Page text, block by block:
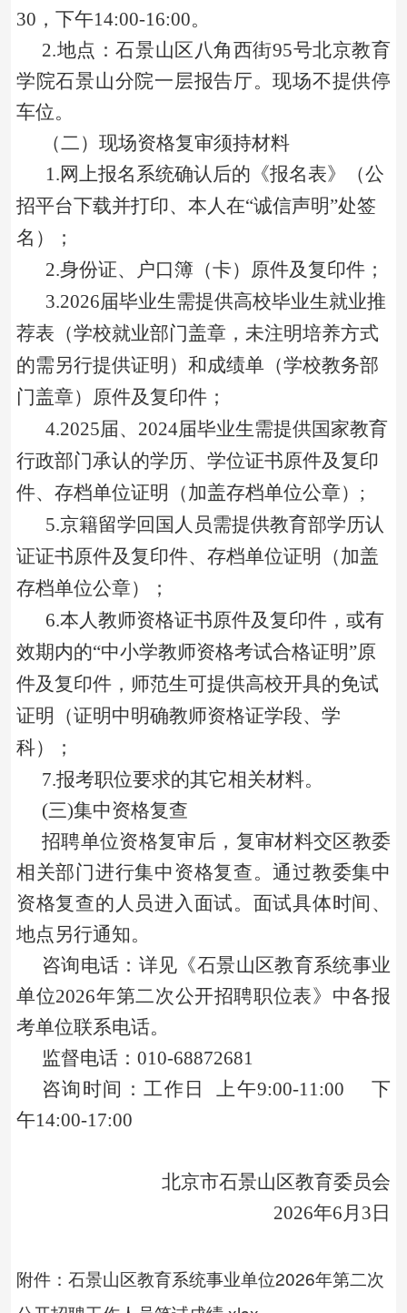
30，下午14:00-16:00。
2.地点：石景山区八角西街95号北京教育
学院石景山分院一层报告厅。现场不提供停
车位。
（二）现场资格复审须持材料
1.网上报名系统确认后的《报名表》（公
招平台下载并打印、本人在“诚信声明”处签
名）；
2.身份证、户口簿（卡）原件及复印件；
3.2026届毕业生需提供高校毕业生就业推
荐表（学校就业部门盖章，未注明培养方式
的需另行提供证明）和成绩单（学校教务部
门盖章）原件及复印件；
4.2025届、2024届毕业生需提供国家教育
行政部门承认的学历、学位证书原件及复印
件、存档单位证明（加盖存档单位公章） ;
5.京籍留学回国人员需提供教育部学历认
证证书原件及复印件、存档单位证明（加盖
存档单位公章）；
6.本人教师资格证书原件及复印件，或有
效期内的“中小学教师资格考试合格证明”原
件及复印件，师范生可提供高校开具的免试
证明（证明中明确教师资格证学段、学
科）；
7.报考职位要求的其它相关材料。
(三)集中资格复查
招聘单位资格复审后，复审材料交区教委
相关部门进行集中资格复查。通过教委集中
资格复查的人员进入面试。面试具体时间、
地点另行通知。
咨询电话：详见《石景山区教育系统事业
单位2026年第二次公开招聘职位表》中各报
考单位联系电话。
监督电话：010-68872681
咨询时间：工作日 上午9:00-11:00 下
午14:00-17:00
北京市石景山区教育委员会
2026年6月3日
附件：石景山区教育系统事业单位2026年第二次